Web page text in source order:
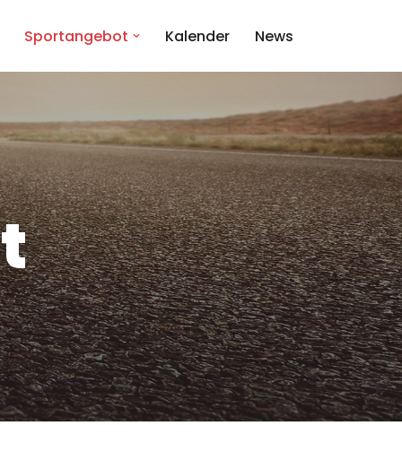
Sportangebot Kalender News